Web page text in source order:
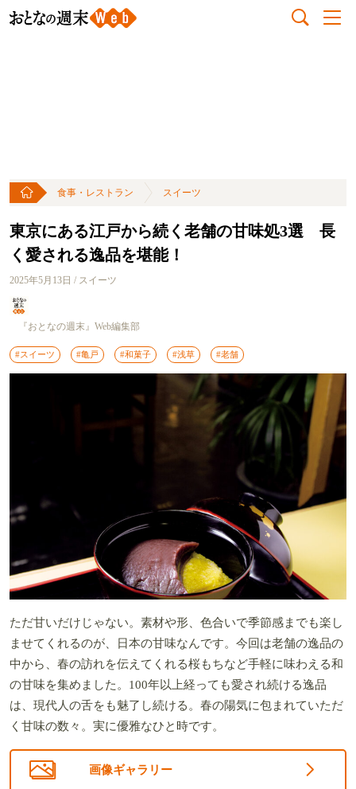
食事・レストラン スイーツ
東京にある江戸から続く老舗の甘味処3選 長
く愛される逸品を堪能！
2025年5月13日 / スイーツ
『おとなの週末』Web編集部
#スイーツ #亀戸 #和菓子 #浅草 #老舗
ただ甘いだけじゃない。素材や形、色合いで季節感までも楽し
ませてくれるのが、日本の甘味なんです。今回は老舗の逸品の
中から、春の訪れを伝えてくれる桜もちなど手軽に味わえる和
の甘味を集めました。100年以上経っても愛され続ける逸品
は、現代人の舌をも魅了し続ける。春の陽気に包まれていただ
く甘味の数々。実に優雅なひと時です。
画像ギャラリー